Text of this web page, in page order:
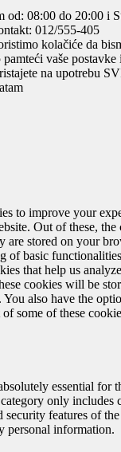
od: 08:00 do 20:00 i
012/555-405
kolačiće da
vaše postavke
na upotrebu
to improve your
Out of these, the
are stored on your
of basic
that help us
cookies will be
also have the
some of these
essential for
only includes
security features of
personal information.